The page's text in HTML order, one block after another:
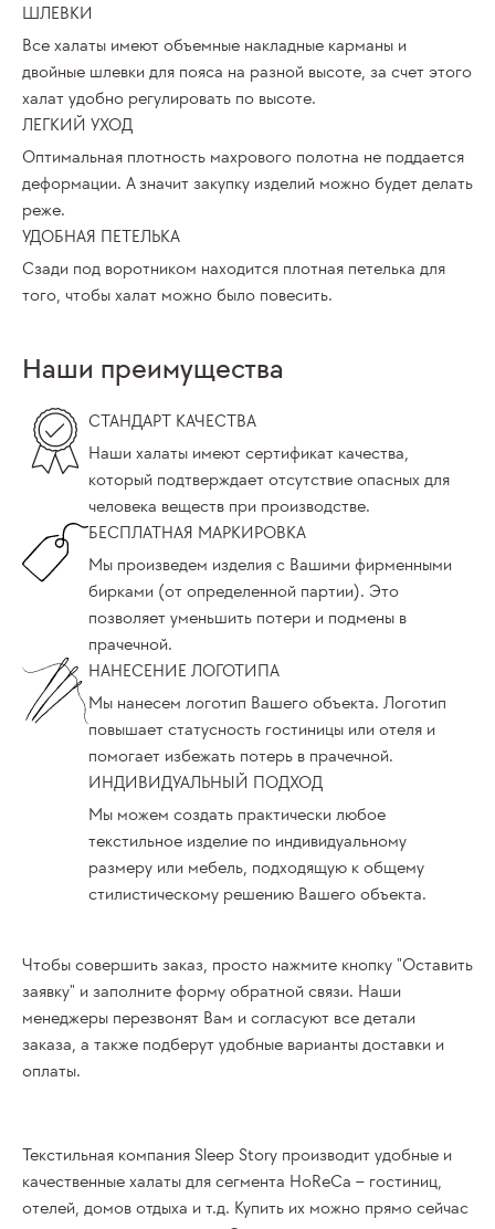
ШЛЕВКИ
Все халаты имеют объемные накладные карманы и
двойные шлевки для пояса на разной высоте, за счет этого
халат удобно регулировать по высоте.
ЛЕГКИЙ УХОД
Оптимальная плотность махрового полотна не поддается
деформации. А значит закупку изделий можно будет делать
реже.
УДОБНАЯ ПЕТЕЛЬКА
Сзади под воротником находится плотная петелька для
того, чтобы халат можно было повесить.
Наши преимущества
СТАНДАРТ КАЧЕСТВА
Наши халаты имеют сертификат качества,
который подтверждает отсутствие опасных для
человека веществ при производстве.
БЕСПЛАТНАЯ МАРКИРОВКА
Мы произведем изделия с Вашими фирменными
бирками (от определенной партии). Это
позволяет уменьшить потери и подмены в
прачечной.
НАНЕСЕНИЕ ЛОГОТИПА
Мы нанесем логотип Вашего объекта. Логотип
повышает статусность гостиницы или отеля и
помогает избежать потерь в прачечной.
ИНДИВИДУАЛЬНЫЙ ПОДХОД
Мы можем создать практически любое
текстильное изделие по индивидуальному
размеру или мебель, подходящую к общему
стилистическому решению Вашего объекта.
Чтобы совершить заказ, просто нажмите кнопку "Оставить
заявку" и заполните форму обратной связи. Наши
менеджеры перезвонят Вам и согласуют все детали
заказа, а также подберут удобные варианты доставки и
оплаты.
Текстильная компания Sleep Story производит удобные и
качественные халаты для сегмента HoReCa – гостиниц
отелей, домов отдыха и т.д. Купить их можно прямо сейчас